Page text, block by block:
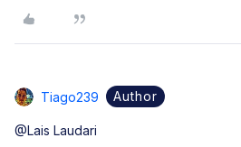
Tiago239 Author
@Lais Laudari